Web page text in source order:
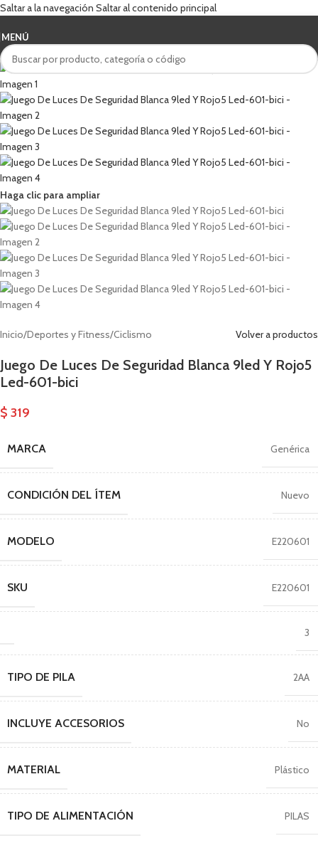
Saltar a la navegación Saltar al contenido principal
MENÚ
Haga clic para ampliar
Inicio/Deportes y Fitness/Ciclismo Volver a productos
Juego De Luces De Seguridad Blanca 9led Y Rojo5
Led-601-bici
$ 319
MARCA Genérica
CONDICIÓN DEL ÍTEM Nuevo
MODELO E220601
SKU E220601
3
TIPO DE PILA 2AA
INCLUYE ACCESORIOS No
MATERIAL Plástico
TIPO DE ALIMENTACIÓN PILAS